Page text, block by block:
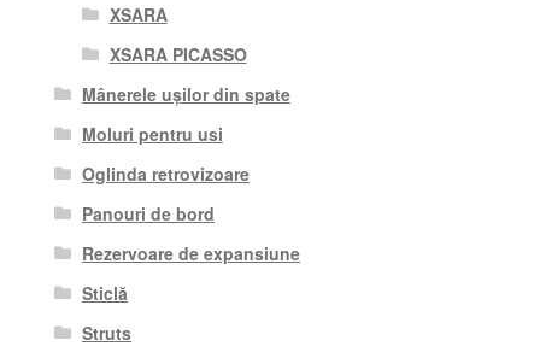
XSARA
XSARA PICASSO
Mânerele ușilor din spate
Moluri pentru usi
Oglinda retrovizoare
Panouri de bord
Rezervoare de expansiune
Sticlă
Struts